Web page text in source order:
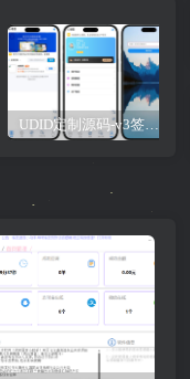
UDID定制源码-v3签名站-集成“软件源”功能以及支持上传“免费证书”自签